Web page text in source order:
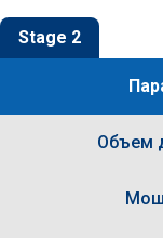
Stage 2
Объем